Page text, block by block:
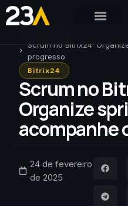
Scrum no Bitrix24:
progresso
Bitrix24
Scrum no
Organize
acompanhe
24 de fevereiro
de 2025